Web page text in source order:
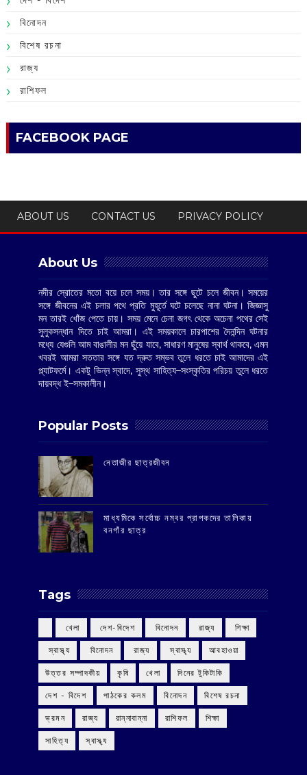
বিনোদন
বিশেষ রচনা
রাজ্য
রাশিফল
FACEBOOK PAGE
ABOUT US CONTACT US PRIVACY POLICY
About Us
নদীর স্রোতের মতো বয়ে চলে সময়। তার সঙ্গে ছুটে চলে জীবন। সময়ের
সঙ্গে জীবনের এই চলার পথে প্রতি মুহূর্তে ঘটে চলেছে নানা ঘটনা। জিজ্ঞাসু
মন তারই খোঁজ পেতে চায়। সময় মেনে চেনা জগৎ থেকে অচেনা পথের সেই
সুলুকসন্ধান দিতে চাই আমরা। এই সময়কালে চারপাশের দৈনন্দিন ঘটনার
মধ্যে যেগুলি আম বাঙালীর মন ছুঁয়ে যাবে, সাধারণ মানুষের স্বার্থ থাকবে, এমন
খবরই আমরা সততার সঙ্গে যত দ্রুত সম্ভব তুলে ধরতে চাই আমাদের এই
প্ল্যাটফর্মে। একটু ভিন্ন স্বাদে, সুস্থ সাহিত্য–সংস্কৃতির পরিচয় তুলে ধরতে
দায়বদ্ধ ই–সমকালীন।
Popular Posts
‌নেতাজীর ছাত্রজীবন
মাধ্যমিকে সর্বোচ্চ নম্বর প্রাপকদের তালিকায়
বনগাঁর ছাত্র
Tags
‌ খেলা ‌ দেশ-বিদেশ ‌ বিনোদন ‌ রাজ্য ‌ শিক্ষা
‌ স্বাস্থ্য ‌ বিনোদন ‌ রাজ্য ‌ স্বাস্থ্য আবহাওয়া
উত্তর সম্পাদকীয় কৃষি খেলা দিনের টুকিটাকি
দেশ - বিদেশ পাঠকের কলম বিনোদন বিশেষ রচনা
ভ্রমন রাজ্য রান্নাবান্না রাশিফল শিক্ষা
সাহিত্য স্বাস্থ্য